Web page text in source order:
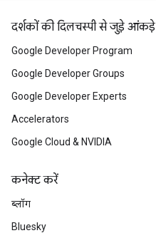
दर्शकों की दिलचस्पी से जुड़े आंकड़े
Google Developer Program
Google Developer Groups
Google Developer Experts
Accelerators
Google Cloud & NVIDIA
कनेक्ट करें
ब्लॉग
Bluesky